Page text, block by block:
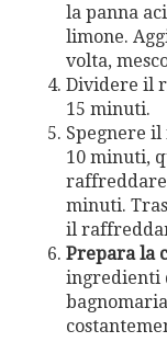
la panna
limone.
volta,
Dividere il
15 minuti.
Spegnere
10 minuti,
raffreddare
minuti.
il
Prepara la
ingredienti